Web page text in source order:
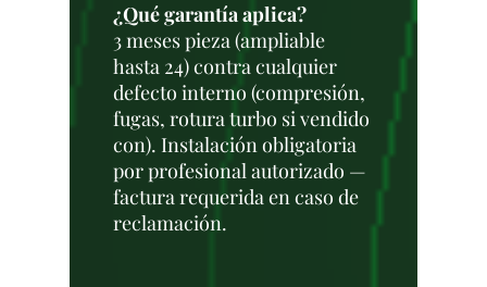
¿Qué garantía aplica?
3 meses pieza (ampliable
hasta 24) contra cualquier
defecto interno (compresión,
fugas, rotura turbo si vendido
con). Instalación obligatoria
por profesional autorizado —
factura requerida en caso de
reclamación.